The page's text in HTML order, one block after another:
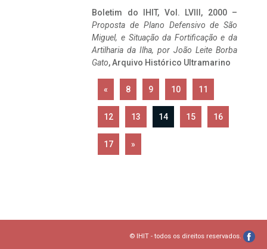
Boletim do IHIT, Vol. LVIII, 2000 –
Proposta de Plano Defensivo de São
Miguel, e Situação da Fortificação e da
Artilharia da Ilha, por João Leite Borba
Gato, Arquivo Histórico Ultramarino
« 8 9 10 11
12 13 14 15 16
17 »
© IHIT - todos os direitos reservados.